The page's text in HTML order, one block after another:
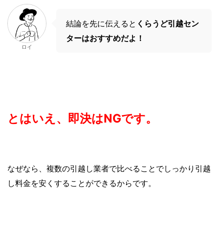
ロイ
結論を先に伝えると くらうど引越セン
ターはおすすめだよ！
とはいえ、即決はNGです。
なぜなら、複数の引越し業者で比べることでしっかり引越
し料金を安くすることができるからです。